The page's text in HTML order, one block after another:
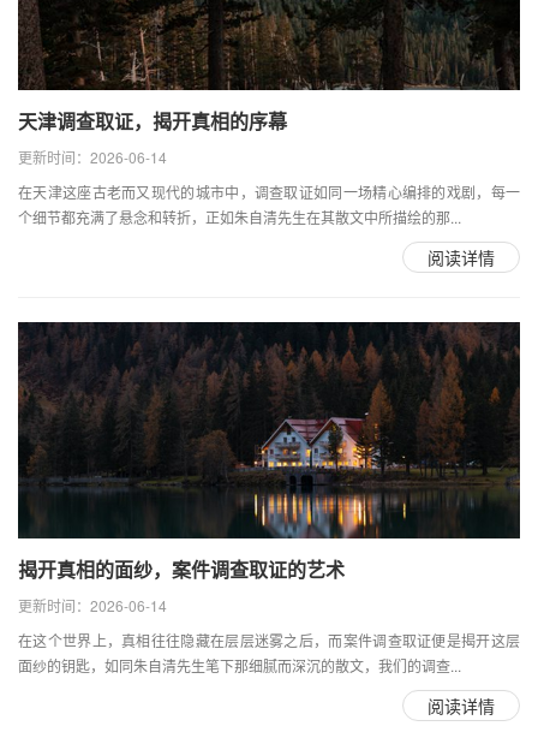
天津调查取证，揭开真相的序幕
更新时间：2026-06-14
在天津这座古老而又现代的城市中，调查取证如同一场精心编排的戏剧，每一
个细节都充满了悬念和转折，正如朱自清先生在其散文中所描绘的那...
阅读详情
揭开真相的面纱，案件调查取证的艺术
更新时间：2026-06-14
在这个世界上，真相往往隐藏在层层迷雾之后，而案件调查取证便是揭开这层
面纱的钥匙，如同朱自清先生笔下那细腻而深沉的散文，我们的调查...
阅读详情